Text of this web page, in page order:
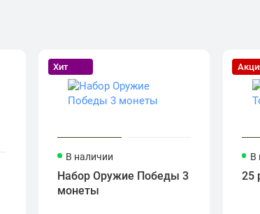
Хит
В наличии
Набор Оружие Победы 3
монеты
В
25